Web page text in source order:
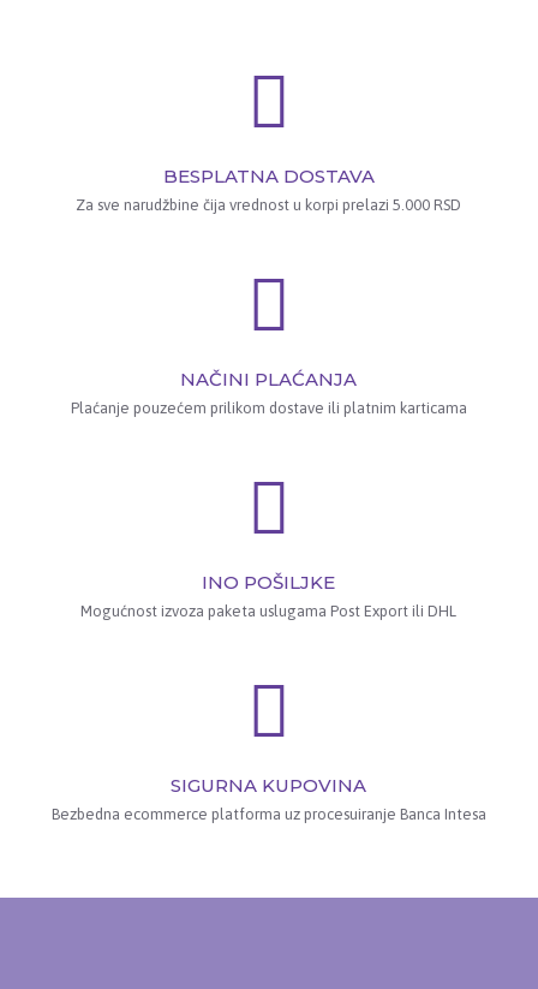
BESPLATNA DOSTAVA
Za sve narudžbine čija vrednost u korpi prelazi 5.000 RSD
NAČINI PLAĆANJA
Plaćanje pouzećem prilikom dostave ili platnim karticama
INO POŠILJKE
Mogućnost izvoza paketa uslugama Post Export ili DHL
SIGURNA KUPOVINA
Bezbedna ecommerce platforma uz procesuiranje Banca Intesa